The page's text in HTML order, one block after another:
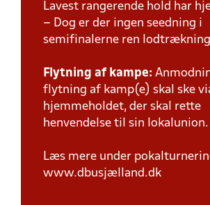
Lavest rangerende hold har
– Dog er der ingen seedning i
semifinalerne ren
Flytning af kampe:
flytning af kamp(e) skal ske
hjemmeholdet, der skal rette
henvendelse til sin lokalunion.
Læs mere under
www.dbusjælland.dk